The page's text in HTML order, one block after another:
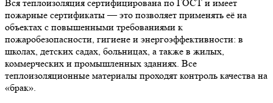
Вся теплоизоляция сертифицирована по ГОСТ и имеет
пожарные сертификаты — это позволяет применять её на
объектах с повышенными требованиями к
пожаробезопасности, гигиене и энергоэффективности: в
школах, детских садах, больницах, а также в жилых,
коммерческих и промышленных зданиях. Все
теплоизоляционные материалы проходят контроль качества на
«брак».